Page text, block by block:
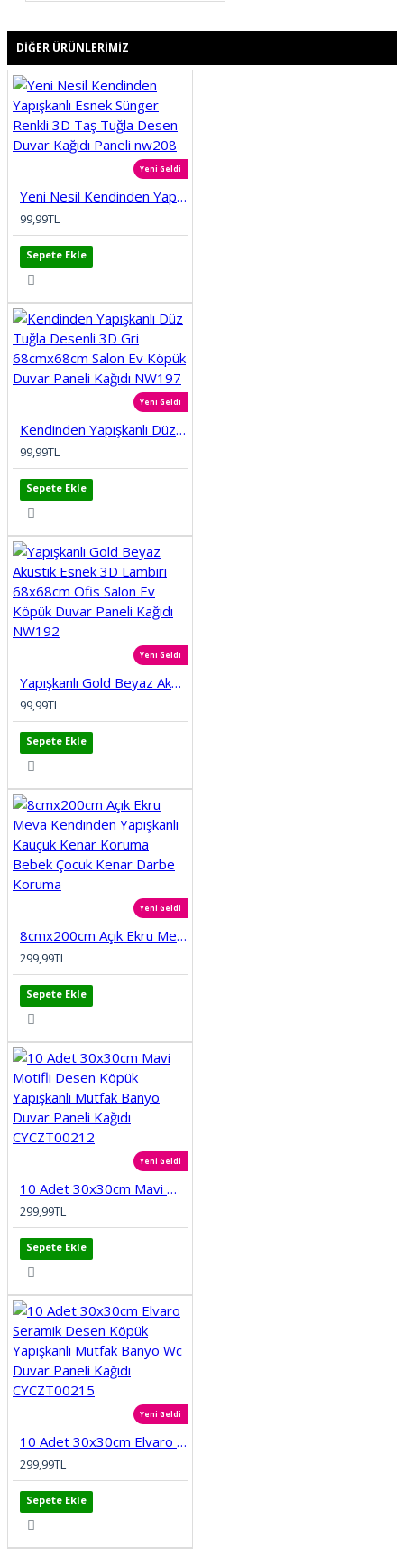
DIĞER ÜRÜNLERIMIZ
Yeni Geldi
Yeni Nesil Kendinden Yapışkanlı Esnek Sünger Renkli 3D Taş Tuğla Desen Duvar Kağıdı Paneli nw208
99,99TL
Sepete Ekle
Yeni Geldi
Kendinden Yapışkanlı Düz Tuğla Desenli 3D Gri 68cmx68cm Salon Ev Köpük Duvar Paneli Kağıdı NW197
99,99TL
Sepete Ekle
Yeni Geldi
Yapışkanlı Gold Beyaz Akustik Esnek 3D Lambiri 68x68cm Ofis Salon Ev Köpük Duvar Paneli Kağıdı NW192
99,99TL
Sepete Ekle
Yeni Geldi
8cmx200cm Açık Ekru Meva Kendinden Yapışkanlı Kauçuk Kenar Koruma Bebek Çocuk Kenar Darbe Koruma
299,99TL
Sepete Ekle
Yeni Geldi
10 Adet 30x30cm Mavi Motifli Desen Köpük Yapışkanlı Mutfak Banyo Duvar Paneli Kağıdı CYCZT00212
299,99TL
Sepete Ekle
Yeni Geldi
10 Adet 30x30cm Elvaro Seramik Desen Köpük Yapışkanlı Mutfak Banyo Wc Duvar Paneli Kağıdı CYCZT00215
299,99TL
Sepete Ekle